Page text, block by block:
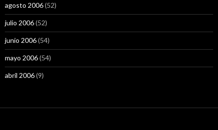
agosto 2006(52)
julio 2006(52)
junio 2006(54)
mayo 2006(54)
abril 2006(9)